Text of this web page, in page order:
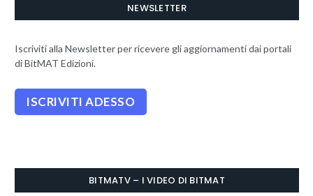
NEWSLETTER
Iscriviti alla Newsletter per ricevere gli aggiornamenti dai portali
di BitMAT Edizioni.
BITMATV – I VIDEO DI BITMAT